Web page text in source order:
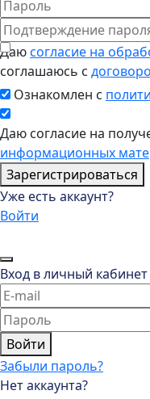
Даюсогласие на
соглашаюсь с
Ознакомлен с
Даю согласие на
информационных
Зарегистрироваться
Уже есть аккаунт?
Войти
Вход в личный кабинет
Войти
Забыли пароль?
Нет аккаунта?